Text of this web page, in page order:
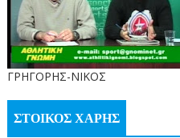
ΓΡΗΓΟΡΗΣ-ΝΙΚΟΣ
ΣΤΟΙΚΟΣ ΧΑΡΗΣ